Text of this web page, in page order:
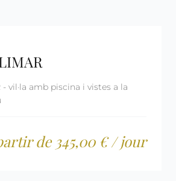
- vil·la amb piscina i vistes a la
de 345,00 € / jour